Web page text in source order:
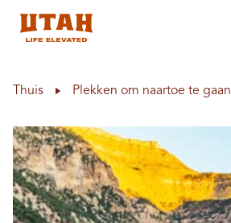
Thuis Plekken om naartoe te gaan